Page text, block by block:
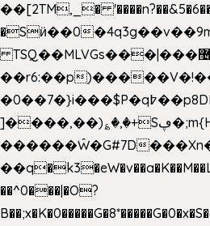
��[2TM,_�
�Sӥ��0
TSQ��MLVGs���|���޴?����H�W��E
��r6:��p
�0��7�}i���$P�q߈��p8DI�H���C_�
]����,��)؏�,�+Sڥ�;m{H��0U8㉐
������Ŵ�G#7D
��^0���|�O?